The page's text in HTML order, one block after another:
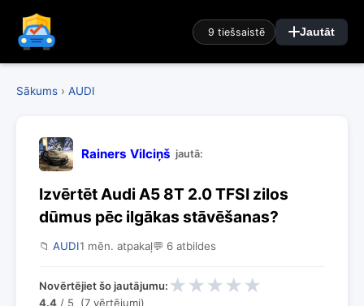
9 tiešsaistē Jautāt
Sākums › AUDI
Rainers Vilciņš jautā:
Izvērtēt Audi A5 8T 2.0 TFSI zilos
dūmus pēc ilgākas stāvēšanas?
📁 AUDI1 mēn. atpakaļ💬 6 atbildes
Novērtējiet šo jautājumu: ★ ★ ★ ★ ★
4.4 / 5 (7 vērtējumi)